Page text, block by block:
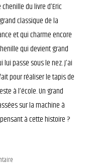
du livre d’Eric
classique de la
et qui charme encore
qui devient grand
passe sous le nez. J’ai
pour réaliser le tapis de
à l’école. Un grand
sur la machine à
à cette histoire ?